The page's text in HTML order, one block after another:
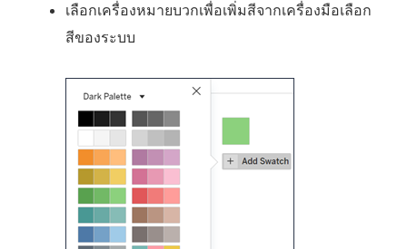
เลือกเครื่องหมายบวกเพื่อเพิ่มสีจากเครื่องมือเลือก
สีของระบบ